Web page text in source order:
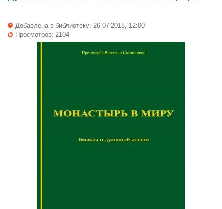
Добавлена в библиотеку: 26-07-2018, 12:00
Просмотров: 2104